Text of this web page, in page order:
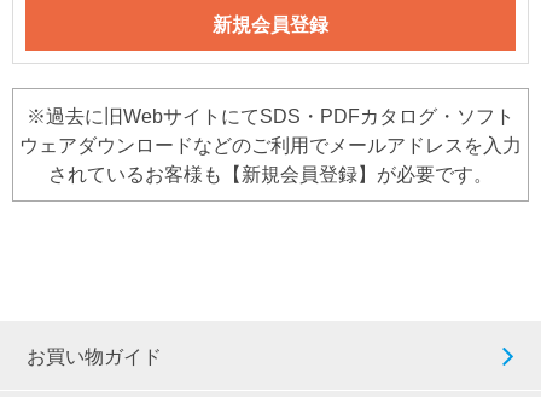
※過去に旧WebサイトにてSDS・PDFカタログ・ソフト
ウェアダウンロードなどのご利用でメールアドレスを入力
されているお客様も【新規会員登録】が必要です。
お買い物ガイド